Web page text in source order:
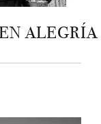
ALEGRÍA